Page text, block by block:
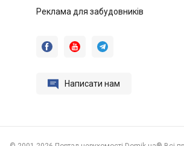
Реклама для забудовників
  
 Написати нам